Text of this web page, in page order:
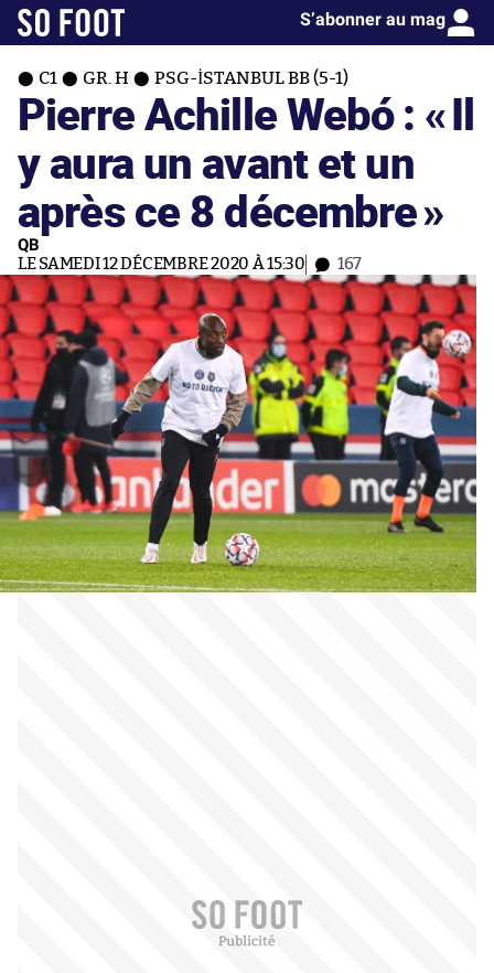
S’abonner au mag
C1 GR. H PSG-İSTANBUL BB (5-1)
Pierre Achille Webó : «Il
y aura un avant et un
après ce 8 décembre»
QB
LE SAMEDI 12 DÉCEMBRE 2020 À 15:30 167